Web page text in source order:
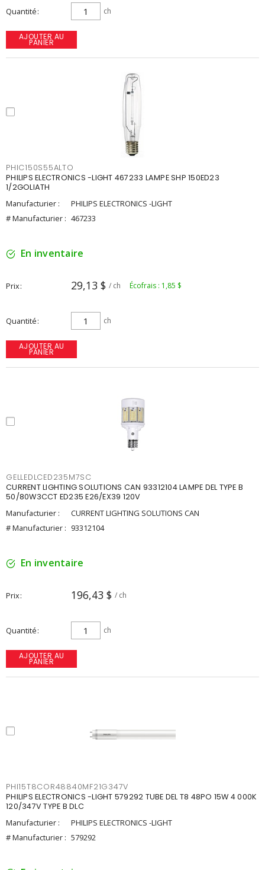
Quantité ch
AJOUTER AU
PANIER
PHIC150S55ALTO
PHILIPS ELECTRONICS -LIGHT 467233 LAMPE SHP 150ED23
1/2GOLIATH
Manufacturier :
PHILIPS ELECTRONICS -LIGHT
# Manufacturier : 467233
En inventaire
Prix 29,13 $ / ch Écofrais : 1,85 $
Quantité ch
AJOUTER AU
PANIER
GELLEDLCED235M7SC
CURRENT LIGHTING SOLUTIONS CAN 93312104 LAMPE DEL TYPE B
50/80W3CCT ED235 E26/EX39 120V
Manufacturier :
CURRENT LIGHTING SOLUTIONS CAN
# Manufacturier : 93312104
En inventaire
Prix 196,43 $ / ch
Quantité ch
AJOUTER AU
PANIER
PHI15T8COR48840MF21G347V
PHILIPS ELECTRONICS -LIGHT 579292 TUBE DEL T8 48PO 15W 4 000K
120/347V TYPE B DLC
Manufacturier :
PHILIPS ELECTRONICS -LIGHT
# Manufacturier : 579292